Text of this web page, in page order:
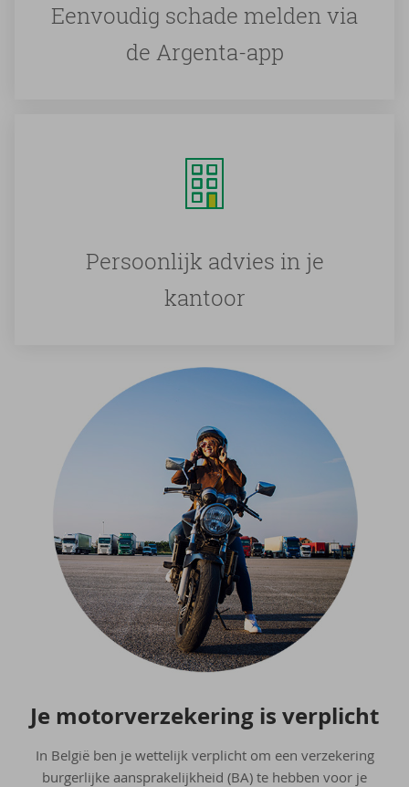
Eenvoudig schade melden via
de Argenta-app
Persoonlijk advies in je
kantoor
Je mo­tor­ver­ze­ke­ring is ver­plicht
In België ben je wettelijk verplicht om een verzekering
burgerlijke aansprakelijkheid (BA) te hebben voor je